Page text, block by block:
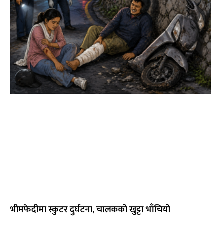
भीमफेदीमा स्कुटर दुर्घटना, चालकको खुट्टा भाँचियो